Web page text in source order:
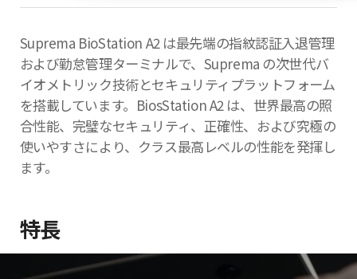
Suprema BioStation A2 は最先端の指紋認証入退管理
および勤怠管理ターミナルで、Suprema の次世代バ
イオメトリック技術とセキュリティプラットフォーム
を搭載しています。BiosStation A2 は、世界最高の照
合性能、完璧なセキュリティ、正確性、および究極の
使いやすさにより、クラス最高レベルの性能を発揮し
ます。
特長